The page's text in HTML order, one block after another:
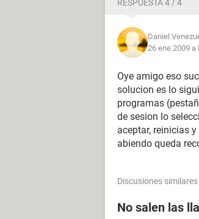
RESPUESTA 4 / 4
Daniel
26 ene 2009 a
Oye amigo eso
solucion es lo
programas
de sesion lo
aceptar, reinicias
abiendo queda
Discusiones similares
No salen las